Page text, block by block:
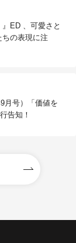
ED 、可愛さと
の表現に注
月号）「価値を
告知！